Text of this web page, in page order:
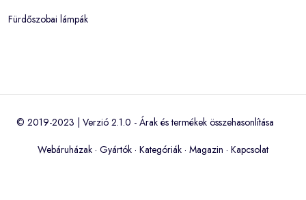
Fürdőszobai lámpák
© 2019-2023 | Verzió 2.1.0 - Árak és termékek összehasonlítása
Webáruházak · Gyártók · Kategóriák · Magazin · Kapcsolat